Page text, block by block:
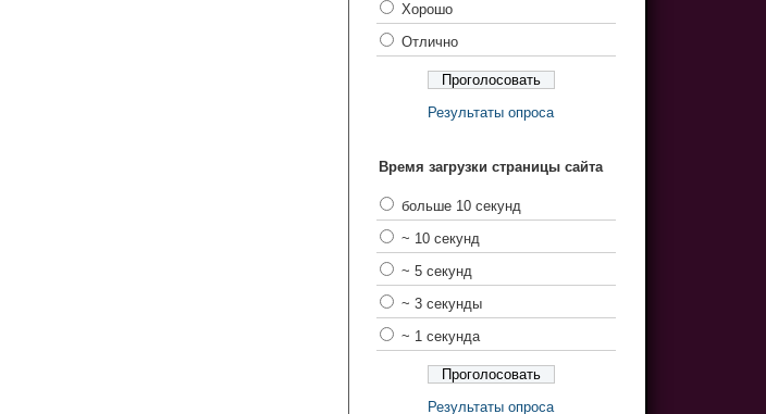
Хорошо
Отлично
Результаты опроса
Время загрузки страницы сайта
больше 10 секунд
~ 10 секунд
~ 5 секунд
~ 3 секунды
~ 1 секунда
Результаты опроса